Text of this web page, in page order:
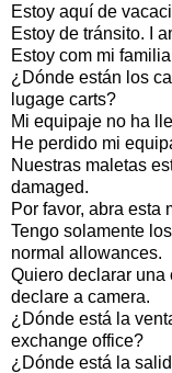
Estoy aquí de
Estoy de tránsito. I
Estoy com mi
¿Dónde están los
lugage carts?
Mi equipaje no ha
He perdido mi
Nuestras maletas
damaged.
Por favor, abra esta
Tengo solamente
normal allowances.
Quiero declarar una
declare a camera.
¿Dónde está la
exchange office?
¿Dónde está la